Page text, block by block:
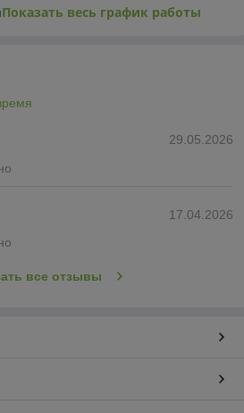
Показать весь график работы
29.05.2026
17.04.2026
все отзывы